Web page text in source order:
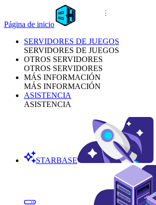
Página de inicio
SERVIDORES DE JUEGOS
SERVIDORES DE JUEGOS
OTROS SERVIDORES
OTROS SERVIDORES
MÁS INFORMACIÓN
MÁS INFORMACIÓN
ASISTENCIA
ASISTENCIA
STARBASE